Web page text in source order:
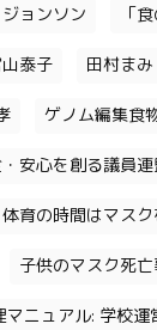
ョンソン 「
泰子 田村まみ
ゲノム編集食
安心を創る議員
育の時間はマス
子供のマスク死
マニュアル: 学校運